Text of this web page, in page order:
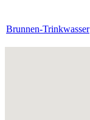
Brunnen-Trinkwasser